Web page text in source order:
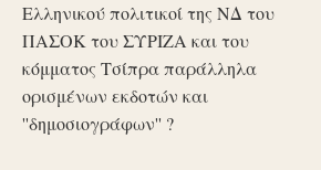
Ελληνικού πολιτικοί της ΝΔ του
ΠΑΣΟΚ του ΣΥΡΙΖΑ και του
κόμματος Τσίπρα παράλληλα
ορισμένων εκδοτών και
''δημοσιογράφων'' ?